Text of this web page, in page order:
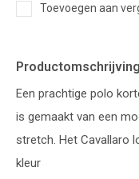
Toevoegen aan
Productomschrijving
Een prachtige polo
is gemaakt van een
stretch. Het Cavallaro
kleur